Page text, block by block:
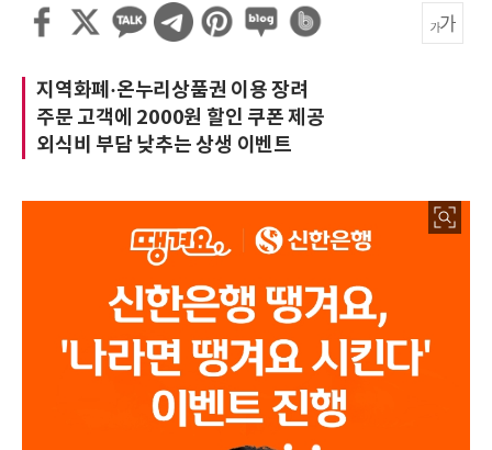
지역화폐·온누리상품권 이용 장려
주문 고객에 2000원 할인 쿠폰 제공
외식비 부담 낮추는 상생 이벤트